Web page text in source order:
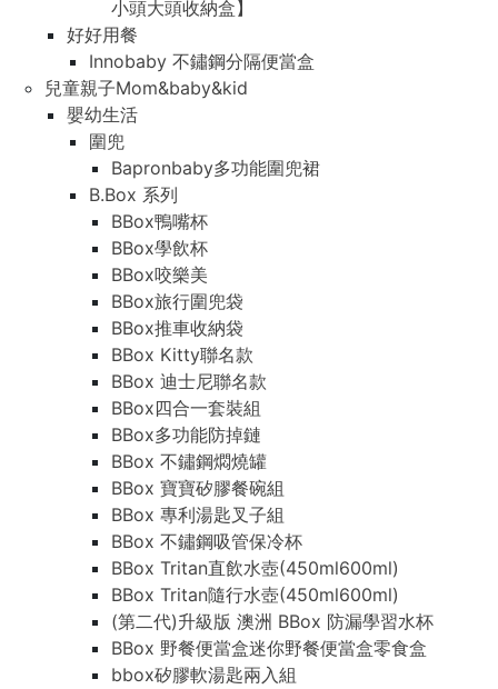
小頭大頭收納盒】
好好用餐
Innobaby 不鏽鋼分隔便當盒
兒童親子Mom&baby&kid
嬰幼生活
圍兜
Bapronbaby多功能圍兜裙
B.Box 系列
BBox鴨嘴杯
BBox學飲杯
BBox咬樂美
BBox旅行圍兜袋
BBox推車收納袋
BBox Kitty聯名款
BBox 迪士尼聯名款
BBox四合一套裝組
BBox多功能防掉鏈
BBox 不鏽鋼燜燒罐
BBox 寶寶矽膠餐碗組
BBox 專利湯匙叉子組
BBox 不鏽鋼吸管保冷杯
BBox Tritan直飲水壺(450ml600ml)
BBox Tritan隨行水壺(450ml600ml)
(第二代)升級版 澳洲 BBox 防漏學習水杯
BBox 野餐便當盒迷你野餐便當盒零食盒
bbox矽膠軟湯匙兩入組